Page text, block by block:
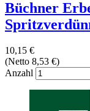
Büchner
10,15 €
(Netto 8,53 €)
Anzahl